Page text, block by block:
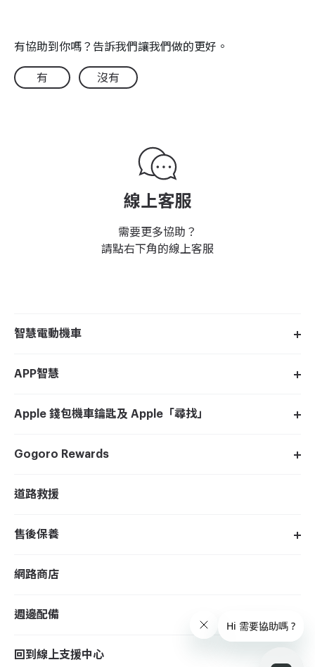
有協助到你嗎？告訴我們讓我們做的更好。
有 沒有
線上客服
需要更多協助？
請點右下角的線上客服
智慧電動機車
APP智慧
Apple 錢包機車鑰匙及 Apple「尋找」
Gogoro Rewards
道路救援
售後保養
網路商店
週邊配備
回到線上支援中心